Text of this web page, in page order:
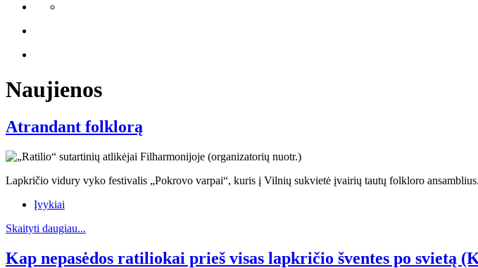
Naujienos
Atrandant folklorą
Lapkričio vidury vyko festivalis „Pokrovo varpai“, kuris į Vilnių sukvietė įvairių tautų folkloro
Įvykiai
Skaityti daugiau...
Kap nepasėdos ratiliokai prieš visas lapkričio šventes po svietą